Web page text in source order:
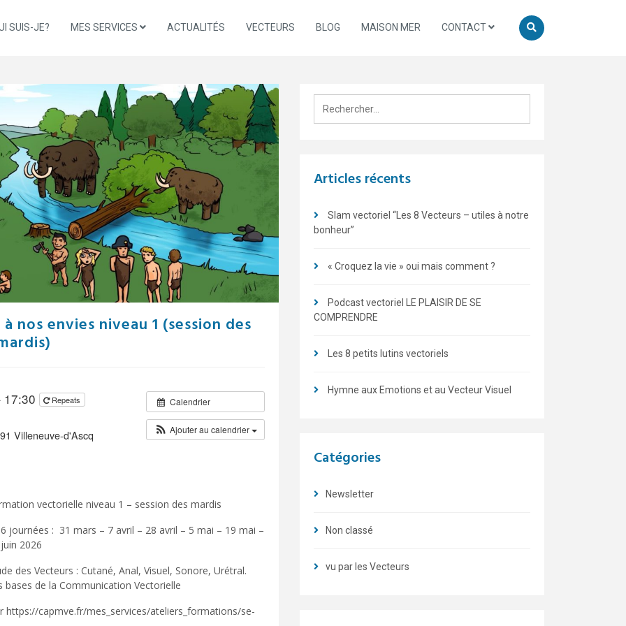
SUIS-JE? MES SERVICES ACTUALITÉS VECTEURS BLOG MAISON MER CONTACT
nos envies niveau 1 (session des
Calendrier
Ajouter au calendrier
17:30 Repeats
Villeneuve-d'Ascq
vectorielle niveau 1 – session des mardis
journées : 31 mars – 7 avril – 28 avril – 5 mai – 19 mai –
2026
des Vecteurs : Cutané, Anal, Visuel, Sonore, Urétral.
bases de la Communication Vectorielle
https://capmve.fr/mes_services/ateliers_formations/se-
Articles récents
Slam vectoriel “Les 8 Vecteurs – utiles à notre
bonheur”
« Croquez la vie » oui mais comment ?
Podcast vectoriel LE PLAISIR DE SE
COMPRENDRE
Les 8 petits lutins vectoriels
Hymne aux Emotions et au Vecteur Visuel
Catégories
Newsletter
Non classé
vu par les Vecteurs